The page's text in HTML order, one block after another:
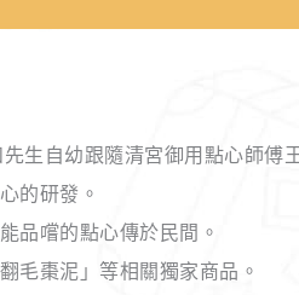
生自幼跟隨清宮御用點心師傅
的研發。
品嚐的點心傳於民間。
毛棗泥」等相關獨家商品。